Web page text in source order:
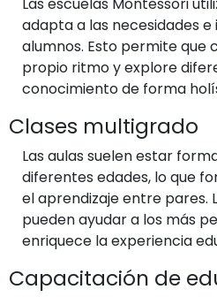
adapta a las necesidades e
alumnos. Esto permite que
propio ritmo y explore
conocimiento de forma
Clases multigrado
Las aulas suelen estar
diferentes edades, lo que
el aprendizaje entre pares.
pueden ayudar a los más
enriquece la experiencia
Capacitación de